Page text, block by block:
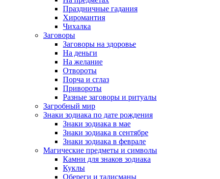
Праздничные гадания
Хиромантия
Чихалка
Заговоры
Заговоры на здоровье
На деньги
На желание
Отвороты
Порча и сглаз
Привороты
Разные заговоры и ритуалы
Загробный мир
Знаки зодиака по дате рождения
Знаки зодиака в мае
Знаки зодиака в сентябре
Знаки зодиака в феврале
Магические предметы и символы
Камни для знаков зодиака
Куклы
Обереги и талисманы